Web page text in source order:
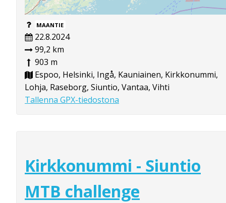
MAANTIE
22.8.2024
99,2 km
903 m
Espoo, Helsinki, Ingå, Kauniainen, Kirkkonummi,
Lohja, Raseborg, Siuntio, Vantaa, Vihti
Tallenna GPX-tiedostona
Kirkkonummi - Siuntio
MTB challenge